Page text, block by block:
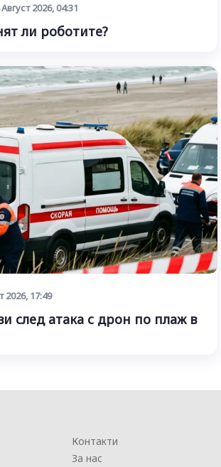
2026, 04:31
ли роботите?
2026, 17:49
след атака с дрон по плаж в
Контакти
За нас